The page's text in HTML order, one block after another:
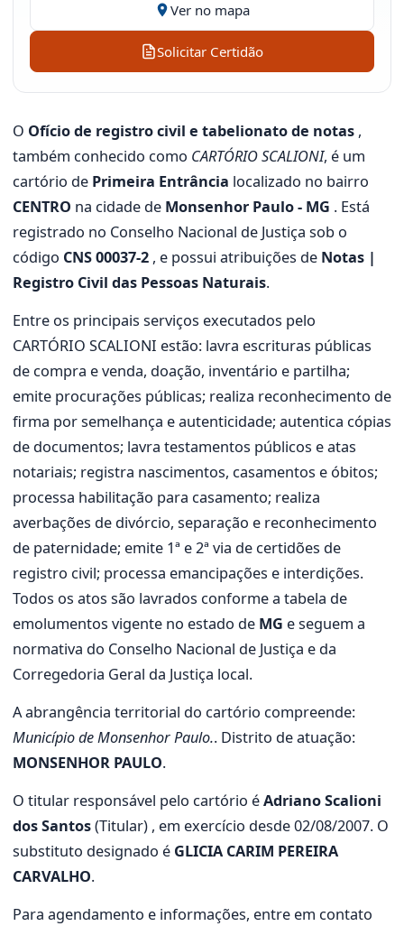
Ver no mapa
Solicitar Certidão
O Ofício de registro civil e tabelionato de notas ,
também conhecido como CARTÓRIO SCALIONI, é um
cartório de Primeira Entrância localizado no bairro
CENTRO na cidade de Monsenhor Paulo - MG . Está
registrado no Conselho Nacional de Justiça sob o
código CNS 00037-2 , e possui atribuições de Notas |
Registro Civil das Pessoas Naturais.
Entre os principais serviços executados pelo
CARTÓRIO SCALIONI estão: lavra escrituras públicas
de compra e venda, doação, inventário e partilha;
emite procurações públicas; realiza reconhecimento de
firma por semelhança e autenticidade; autentica cópias
de documentos; lavra testamentos públicos e atas
notariais; registra nascimentos, casamentos e óbitos;
processa habilitação para casamento; realiza
averbações de divórcio, separação e reconhecimento
de paternidade; emite 1ª e 2ª via de certidões de
registro civil; processa emancipações e interdições.
Todos os atos são lavrados conforme a tabela de
emolumentos vigente no estado de MG e seguem a
normativa do Conselho Nacional de Justiça e da
Corregedoria Geral da Justiça local.
A abrangência territorial do cartório compreende:
Município de Monsenhor Paulo.. Distrito de atuação:
MONSENHOR PAULO.
O titular responsável pelo cartório éAdriano Scalioni
dos Santos(Titular) , em exercício desde 02/08/2007. O
substituto designado é GLICIA CARIM PEREIRA
CARVALHO.
Para agendamento e informações, entre em contato